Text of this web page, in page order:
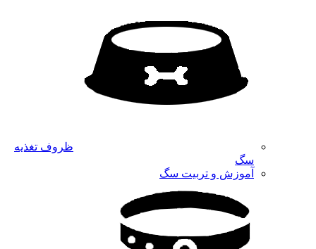
ظروف تغذیه
سگ
آموزش و تربیت سگ